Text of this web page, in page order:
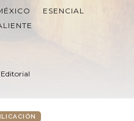
ESENCIAL
Editorial